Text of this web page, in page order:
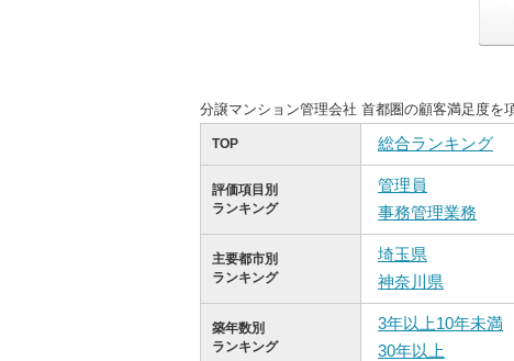
分譲マンション管理会社 首都圏の顧客満足度を
TOP 総合ランキング
評価項目別
ランキング
管理員
事務管理業務
主要都市別
ランキング
埼玉県
神奈川県
築年数別
ランキング
3年以上10年未満
30年以上